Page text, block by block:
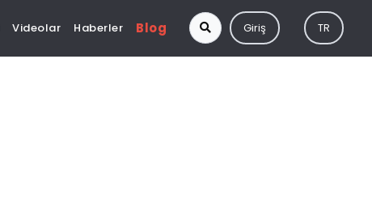
Videolar Haberler Blog Giriş TR